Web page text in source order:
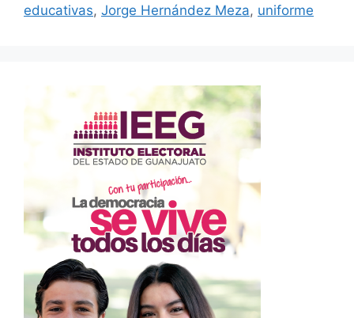
educativas, Jorge Hernández Meza, uniforme